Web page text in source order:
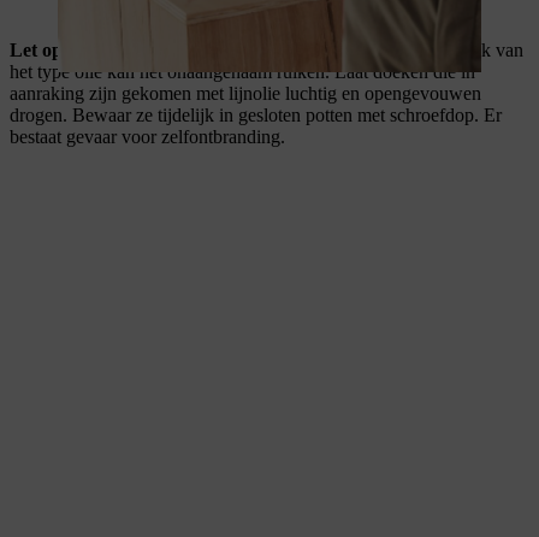
Let op:
Olie het hout in de werkplaats of buiten in. Afhankelijk van
het type olie kan het onaangenaam ruiken. Laat doeken die in
aanraking zijn gekomen met lijnolie luchtig en opengevouwen
drogen. Bewaar ze tijdelijk in gesloten potten met schroefdop. Er
bestaat gevaar voor zelfontbranding.